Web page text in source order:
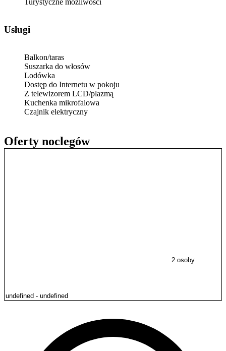
Oferty noclegów
2 osoby
Turystyczne możliwości
Usługi
Balkon/taras
Suszarka do włosów
Lodówka
Dostęp do Internetu w pokoju
Z telewizorem LCD/plazmą
Kuchenka mikrofalowa
Czajnik elektryczny